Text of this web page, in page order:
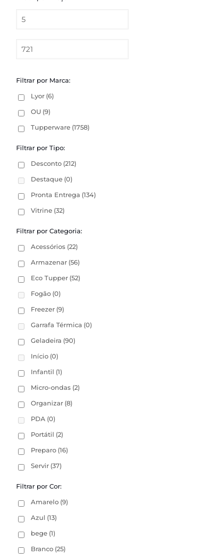
Filtrar por Marca:
Lyor (6)
OU (9)
Tupperware (1758)
Filtrar por Tipo:
Desconto (212)
Destaque (0)
Pronta Entrega (134)
Vitrine (32)
Filtrar por Categoria:
Acessórios (22)
Armazenar (56)
Eco Tupper (52)
Fogão (0)
Freezer (9)
Garrafa Térmica (0)
Geladeira (90)
Início (0)
Infantil (1)
Micro-ondas (2)
Organizar (8)
PDA (0)
Portátil (2)
Preparo (16)
Servir (37)
Filtrar por Cor:
Amarelo (9)
Azul (13)
bege (1)
Branco (25)